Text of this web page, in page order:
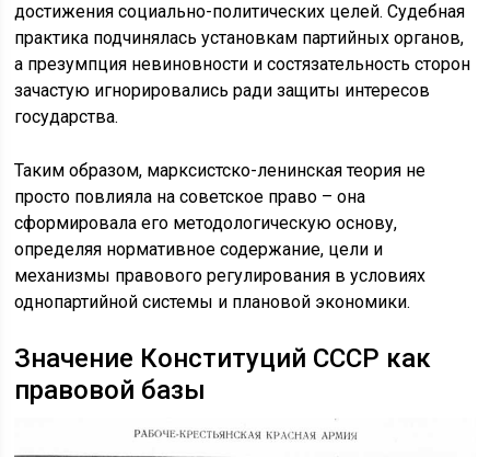
достижения социально-политических целей. Судебная
практика подчинялась установкам партийных органов,
а презумпция невиновности и состязательность сторон
зачастую игнорировались ради защиты интересов
государства.
Таким образом, марксистско-ленинская теория не
просто повлияла на советское право – она
сформировала его методологическую основу,
определяя нормативное содержание, цели и
механизмы правового регулирования в условиях
однопартийной системы и плановой экономики.
Значение Конституций СССР как
правовой базы